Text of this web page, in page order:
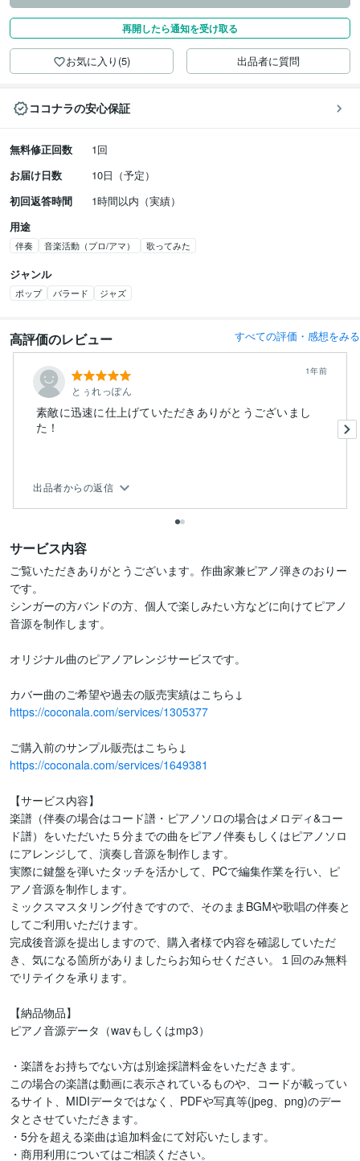
再開したら通知を受け取る
お気に入り(5) 出品者に質問
ココナラの安心保証
無料修正回数
1回
お届け日数
10日（予定）
初回返答時間
1時間以内（実績）
用途
伴奏 音楽活動（プロ/アマ） 歌ってみた
ジャンル
ポップ バラード ジャズ
高評価のレビュー すべての評価・感想をみる
とぅれっぽん
1年前
素敵に迅速に仕上げていただきありがとうございまし
た！
出品者からの返信
サービス内容
ご覧いただきありがとうございます。作曲家兼ピアノ弾きのおりー
です。
シンガーの方バンドの方、個人で楽しみたい方などに向けてピアノ
音源を制作します。
オリジナル曲のピアノアレンジサービスです。
https://coconala.com/services/1305377
https://coconala.com/services/1649381
【サービス内容】
楽譜（伴奏の場合はコード譜・ピアノソロの場合はメロディ&コー
ド譜）をいただいた５分までの曲をピアノ伴奏もしくはピアノソロ
にアレンジして、演奏し音源を制作します。
実際に鍵盤を弾いたタッチを活かして、PCで編集作業を行い、ピ
アノ音源を制作します。
ミックスマスタリング付きですので、そのままBGMや歌唱の伴奏と
してご利用いただけます。
完成後音源を提出しますので、購入者様で内容を確認していただ
き、気になる箇所がありましたらお知らせください。１回のみ無料
でリテイクを承ります。
【納品物品】
ピアノ音源データ（wavもしくはmp3）
・楽譜をお持ちでない方は別途採譜料金をいただきます。
この場合の楽譜は動画に表示されているものや、コードが載ってい
るサイト、MIDIデータではなく、PDFや写真等(jpeg、png)のデー
タとさせていただきます。
・5分を超える楽曲は追加料金にて対応いたします。
・商用利用についてはご相談ください。